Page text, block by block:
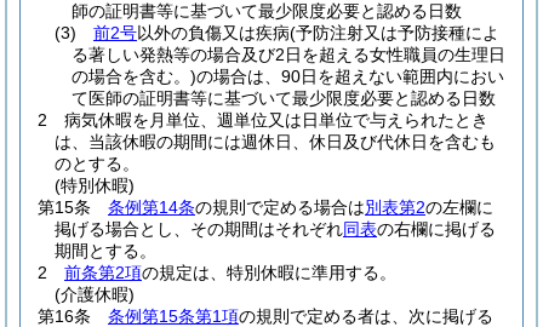
師の証明書等に基づいて最少限度必要と認める日数
(3)
前2号以外の負傷又は疾病(予防注射又は予防接種によ
る著しい発熱等の場合及び2日を超える女性職員の生理日
の場合を含む。)の場合は、90日を超えない範囲内におい
て医師の証明書等に基づいて最少限度必要と認める日数
2
病気休暇を月単位、週単位又は日単位で与えられたとき
は、当該休暇の期間には週休日、休日及び代休日を含むも
のとする。
(特別休暇)
第15条
条例第14条の規則で定める場合は別表第2の左欄に
掲げる場合とし、その期間はそれぞれ同表の右欄に掲げる
期間とする。
2
前条第2項の規定は、特別休暇に準用する。
(介護休暇)
第16条
条例第15条第1項の規則で定める者は、次に掲げる